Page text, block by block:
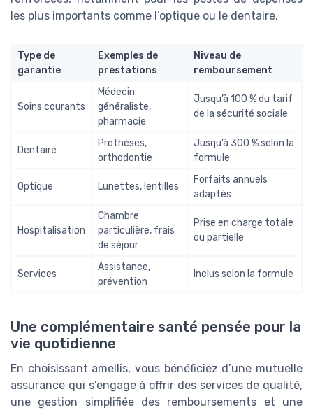
les plus importants comme l’optique ou le dentaire.
Type de
garantie
Exemples de
prestations
Niveau de
remboursement
Soins courants
Médecin
généraliste,
pharmacie
Jusqu’à 100 % du tarif
de la sécurité sociale
Dentaire
Prothèses,
orthodontie
Jusqu’à 300 % selon la
formule
Optique Lunettes, lentilles
Forfaits annuels
adaptés
Hospitalisation
Chambre
particulière, frais
de séjour
Prise en charge totale
ou partielle
Services
Assistance,
prévention
Inclus selon la formule
Une complémentaire santé pensée pour la
vie quotidienne
En choisissant amellis, vous bénéficiez d’une mutuelle
assurance qui s’engage à offrir des services de qualité,
une gestion simplifiée des remboursements et une